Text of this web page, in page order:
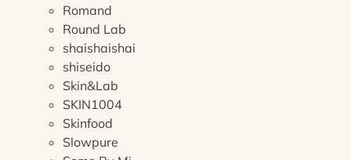
Romand
Round Lab
shaishaishai
shiseido
Skin&Lab
SKIN1004
Skinfood
Slowpure